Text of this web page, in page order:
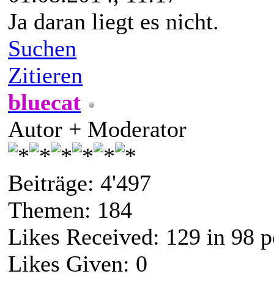
Ja daran liegt es nicht.
Suchen
Zitieren
bluecat
Autor + Moderator
Beiträge: 4'497
Themen: 184
Likes Received: 129 in 98
Likes Given: 0